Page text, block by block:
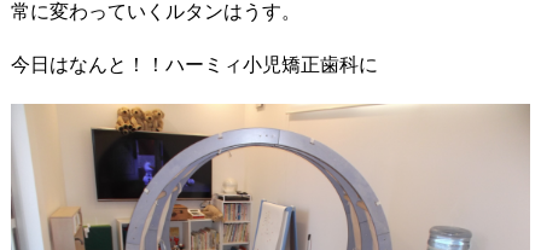
常に変わっていくルタンはうす。
今日はなんと！！ハーミィ小児矯正歯科に